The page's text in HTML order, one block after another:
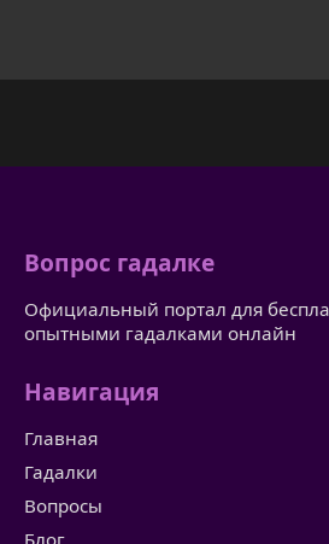
Вопрос гадалке
Официальный портал для
опытными гадалками онлайн
Навигация
Главная
Гадалки
Вопросы